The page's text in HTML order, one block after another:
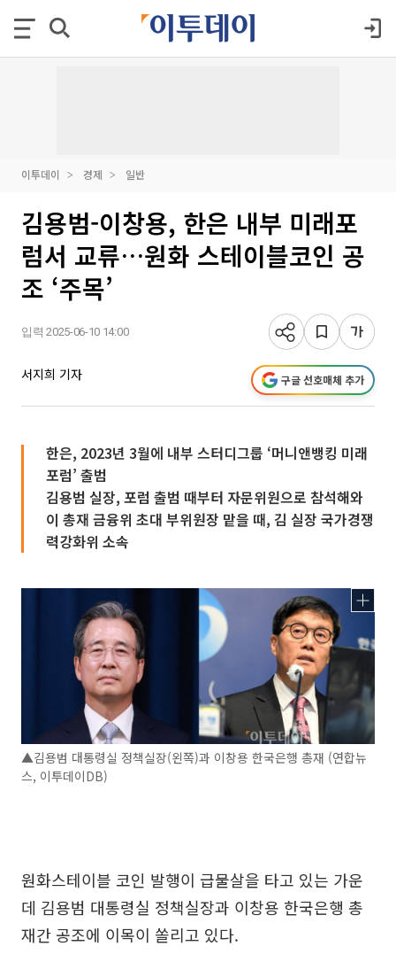
이투데이 경제 일반
김용범-이창용, 한은 내부 미래포
럼서 교류…원화 스테이블코인 공
조 ‘주목’
입력 2025-06-10 14:00
서지희 기자 구글 선호매체 추가
한은, 2023년 3월에 내부 스터디그룹 ‘머니앤뱅킹 미래
포럼’ 출범
김용범 실장, 포럼 출범 때부터 자문위원으로 참석해와
이 총재 금융위 초대 부위원장 맡을 때, 김 실장 국가경쟁
력강화위 소속
▲김용범 대통령실 정책실장(왼쪽)과 이창용 한국은행 총재 (연합뉴
스, 이투데이DB)
원화스테이블 코인 발행이 급물살을 타고 있는 가운
데 김용범 대통령실 정책실장과 이창용 한국은행 총
재간 공조에 이목이 쏠리고 있다.